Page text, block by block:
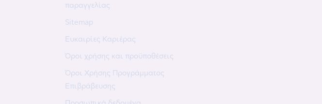
παραγγελίας
Sitemap
Ευκαιρίες Καριέρας
Όροι χρήσης και προϋποθέσεις
Όροι Χρήσης Προγράμματος
Επιβράβευσης